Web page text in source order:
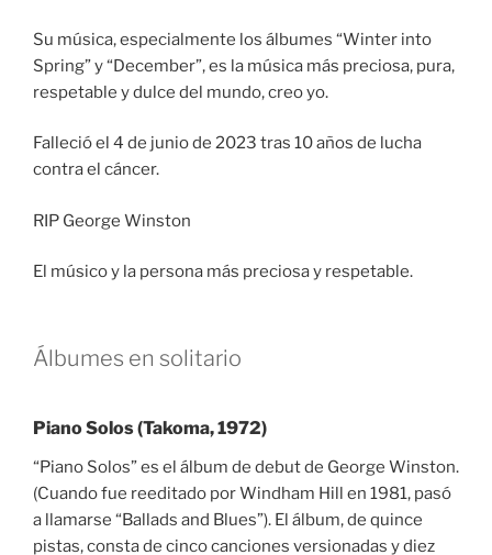
Su música, especialmente los álbumes “Winter into
Spring” y “December”, es la música más preciosa, pura,
respetable y dulce del mundo, creo yo.
Falleció el 4 de junio de 2023 tras 10 años de lucha
contra el cáncer.
RIP George Winston
El músico y la persona más preciosa y respetable.
Álbumes en solitario
Piano Solos (Takoma, 1972)
“Piano Solos” es el álbum de debut de George Winston.
(Cuando fue reeditado por Windham Hill en 1981, pasó
a llamarse “Ballads and Blues”). El álbum, de quince
pistas, consta de cinco canciones versionadas y diez